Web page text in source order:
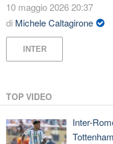
10 maggio 2026 20:37
di Michele Caltagirone
INTER
TOP VIDEO
Inter-